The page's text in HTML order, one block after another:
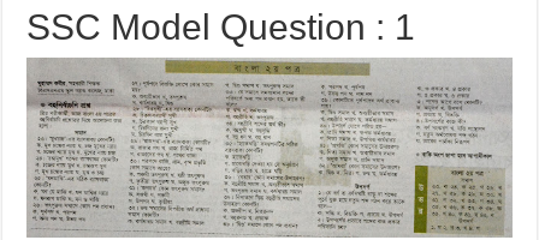
SSC Model Question : 1